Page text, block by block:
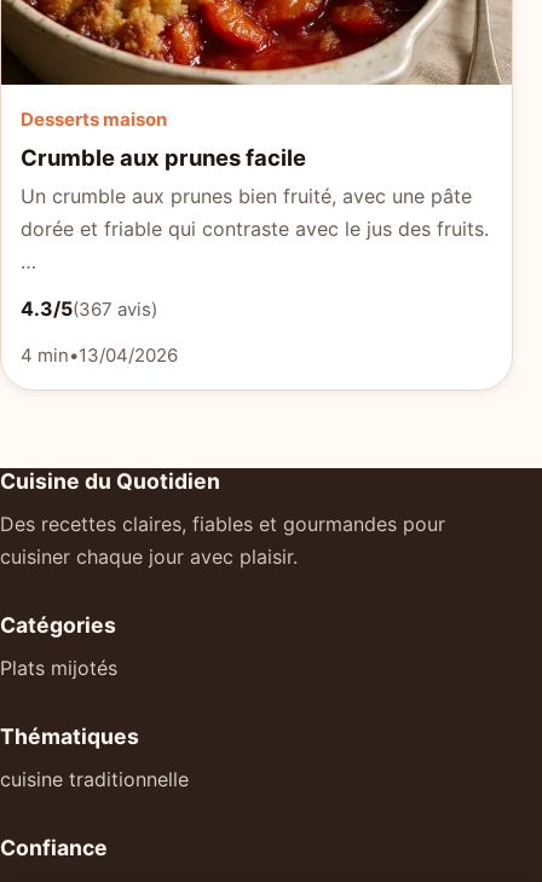
Desserts maison
Crumble aux prunes facile
Un crumble aux prunes bien fruité, avec une pâte
dorée et friable qui contraste avec le jus des fruits.
…
4.3/5(367 avis)
4 min•13/04/2026
Cuisine du Quotidien
Des recettes claires, fiables et gourmandes pour
cuisiner chaque jour avec plaisir.
Catégories
Plats mijotés
Thématiques
cuisine traditionnelle
Confiance